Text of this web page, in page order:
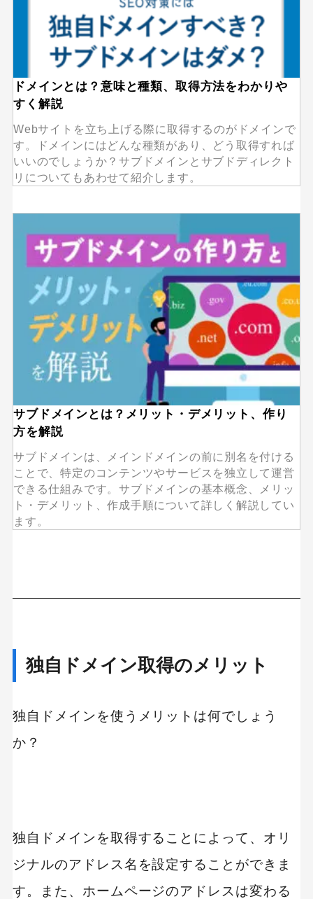
ドメインとは？意味と種類、取得方法をわかりや
すく解説
Webサイトを立ち上げる際に取得するのがドメインで
す。ドメインにはどんな種類があり、どう取得すれば
いいのでしょうか？サブドメインとサブドディレクト
リについてもあわせて紹介します。
サブドメインとは？メリット・デメリット、作り
方を解説
サブドメインは、メインドメインの前に別名を付ける
ことで、特定のコンテンツやサービスを独立して運営
できる仕組みです。サブドメインの基本概念、メリッ
ト・デメリット、作成手順について詳しく解説してい
ます。
独自ドメイン取得のメリット
独自ドメインを使うメリットは何でしょう
か？
独自ドメインを取得することによって、オリ
ジナルのアドレス名を設定することができま
す。また、ホームページのアドレスは変わる